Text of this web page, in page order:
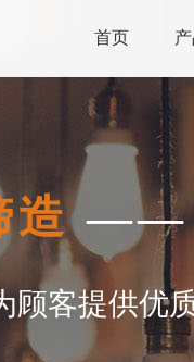
首页
造——
顾客提供优